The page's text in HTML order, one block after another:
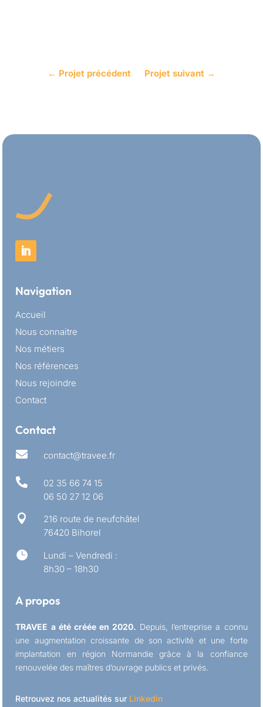
← Projet précédent Projet suivant →
Navigation
Accueil
Nous connaitre
Nos métiers
Nos références
Nous rejoindre
Contact
Contact
 contact@travee.fr

02 35 66 74 15
06 50 27 12 06

216 route de neufchâtel
76420 Bihorel

Lundi – Vendredi :
8h30 – 18h30
A propos
TRAVEE a été créée en 2020. Depuis, l’entreprise a connu
une augmentation croissante de son activité et une forte
implantation en région Normandie grâce à la confiance
renouvelée des maîtres d’ouvrage publics et privés.
Retrouvez nos actualités sur Linkedin